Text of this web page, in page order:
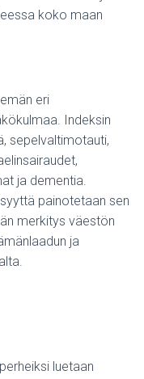
koko maan
eri
Indeksin
sepelvaltimotauti,
ja dementia.
painotetaan sen
merkitys väestön
ja
luetaan